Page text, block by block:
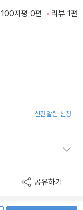
100자평 0편 리뷰 1편
신간알림 신청
공유하기